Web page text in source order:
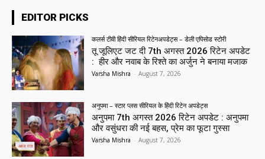
EDITOR PICKS
कलर्स टीवी हिंदी सीरियल रिटेनअपडेट्स – डेली एपिसोड स्टोरी
तू जूलिएट जट दी 7th अगस्त 2026 रिटेन अपडेट
: हीर और नवाब के रिश्ते का अर्जुन ने बनाया मजाक
Varsha Mishra - August 7, 2026
अनुपमा – स्टार प्लस सीरियल के हिंदी रिटेन अपडेट्स
अनुपमा 7th अगस्त 2026 रिटेन अपडेट : अनुपमा
और वसुंधरा की नई बहस, प्रेम का फूटा गुस्सा
Varsha Mishra - August 7, 2026